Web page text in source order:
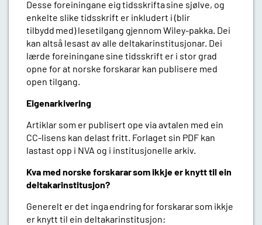
Desse foreiningane eigtidsskriftasine sjølve, og
enkelte slike tidsskrift er inkludert i (blir
tilbydd med) lesetilgang gjennom Wiley-pakka. Dei
kan altså lesast av alle deltakarinstitusjonar. Dei
lærde foreiningane sine tidsskrift er i stor grad
opne for at norske forskarar kan publisere med
open tilgang.
Eigenarkivering
Artiklar som er publisert ope via avtalen med ein
CC-lisens kan delast fritt. Forlaget sin PDF kan
lastast opp i NVA og i institusjonelle arkiv.
Kva med norskeforskarar som ikkje er knytt til ein
deltakarinstitusjon?
Generelt er det ingaendringforforskararsom ikkje
er knytt til ein deltakarinstitusjon: